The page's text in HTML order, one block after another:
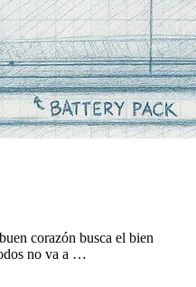
corazón busca el bien
no va a …